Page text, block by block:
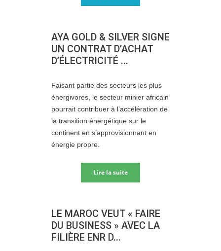
AYA GOLD & SILVER SIGNE
UN CONTRAT D’ACHAT
D’ÉLECTRICITÉ ...
Faisant partie des secteurs les plus
énergivores, le secteur minier africain
pourrait contribuer à l’accélération de
la transition énergétique sur le
continent en s’approvisionnant en
énergie propre.
Lire la suite
LE MAROC VEUT « FAIRE
DU BUSINESS » AVEC LA
FILIÈRE ENR D...